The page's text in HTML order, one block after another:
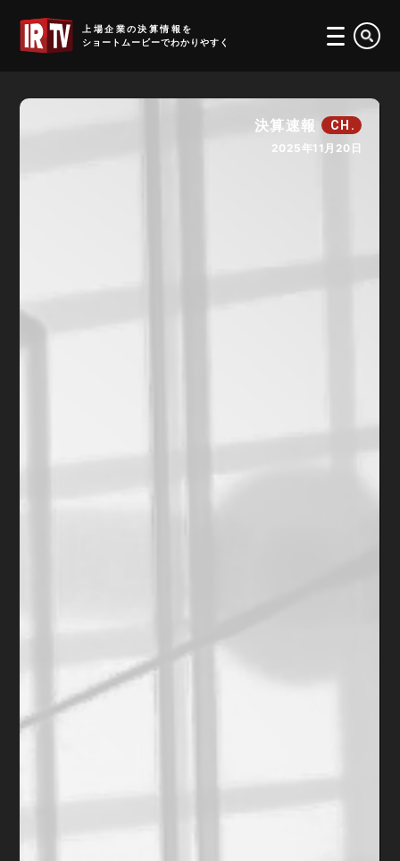
上場企業の決算情報を
ショートムービーでわかりやすく
決算速報 CH.
2025年11月20日